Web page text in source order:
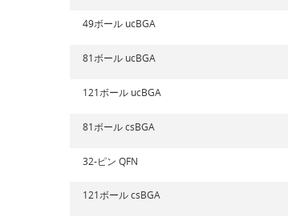
49ボール ucBGA
81ボール ucBGA
121ボール ucBGA
81ボール csBGA
32-ピン QFN
121ボール csBGA